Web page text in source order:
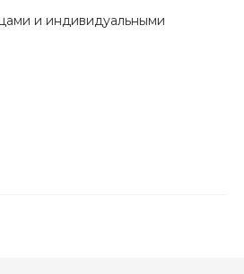
и индивидуальными